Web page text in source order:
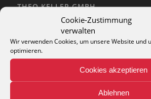
Cookie-Zustimmung
verwalten
Wir verwenden Cookies, um unsere Website und
optimieren.
Cookies akzeptieren
Ablehnen
THEO KELLER GMBH
Lohackerstr. 30
44867 Bochum
phone: + 49 (2327) 3083 - 20
e-mail:info@theko-collection.com